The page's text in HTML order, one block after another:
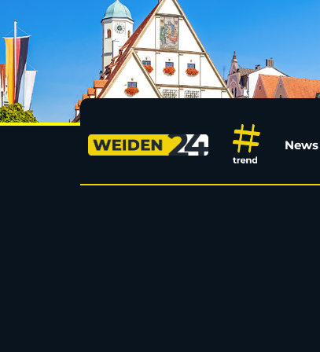
Tierschützer finden
News